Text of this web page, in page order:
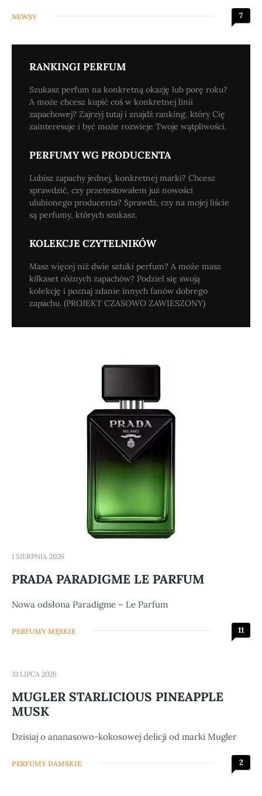
NEWSY 7
RANKINGI PERFUM
Szukasz perfum na konkretną okazję lub porę roku?
A może chcesz kupić coś w konkretnej linii
zapachowej? Zajrzyj tutaj i znajdź ranking, który Cię
zainteresuje i być może rozwieje Twoje wątpliwości.
PERFUMY WG PRODUCENTA
Lubisz zapachy jednej, konkretnej marki? Chcesz
sprawdzić, czy przetestowałem już nowości
ulubionego producenta? Sprawdź, czy na mojej liście
są perfumy, których szukasz.
KOLEKCJE CZYTELNIKÓW
Masz więcej niż dwie sztuki perfum? A może masz
kilkaset różnych zapachów? Podziel się swoją
kolekcję i poznaj zdanie innych fanów dobrego
zapachu. (PROJEKT CZASOWO ZAWIESZONY)
1 SIERPNIA 2026
PRADA PARADIGME LE PARFUM
Nowa odsłona Paradigme – Le Parfum
PERFUMY MĘSKIE 11
31 LIPCA 2026
MUGLER STARLICIOUS PINEAPPLE
MUSK
Dzisiaj o ananasowo-kokosowej delicji od marki Mugler
PERFUMY DAMSKIE 2